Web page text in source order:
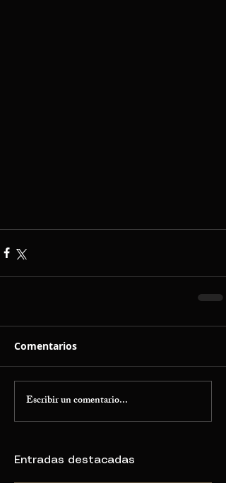
Comentarios
Escribir un comentario...
Entradas destacadas